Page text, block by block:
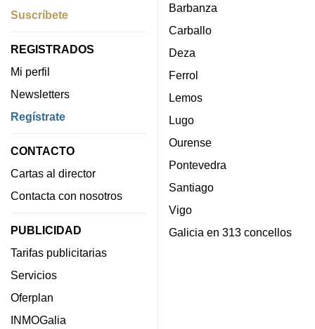
Suscríbete
REGISTRADOS
Mi perfil
Newsletters
Regístrate
CONTACTO
Cartas al director
Contacta con nosotros
PUBLICIDAD
Tarifas publicitarias
Servicios
Oferplan
INMOGalia
Barbanza
Carballo
Deza
Ferrol
Lemos
Lugo
Ourense
Pontevedra
Santiago
Vigo
Galicia en 313 concellos